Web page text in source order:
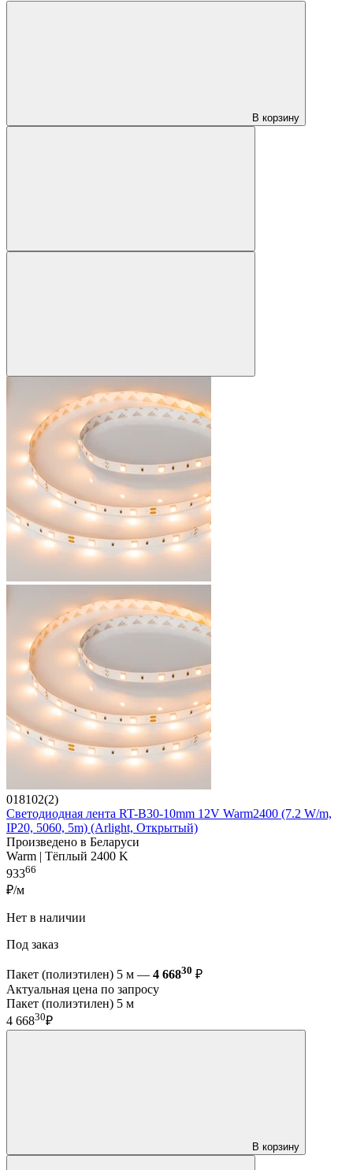
В корзину
018102(2)
Светодиодная лента RT-B30-10mm 12V Warm2400 (7.2 W/m,
IP20, 5060, 5m) (Arlight, Открытый)
Произведено в Беларуси
Warm | Тёплый 2400 K
93366
₽/м
Нет в наличии
Под заказ
Пакет (полиэтилен) 5 м — 4 66830 ₽
Актуальная цена по запросу
Пакет (полиэтилен) 5 м
4 66830₽
В корзину